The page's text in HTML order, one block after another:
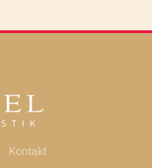
Kontakt